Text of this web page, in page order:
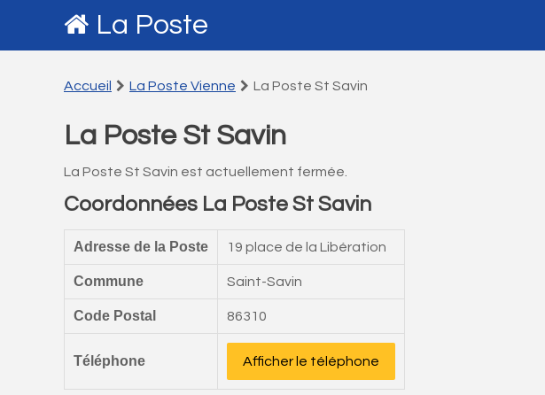
La Poste
Accueil La Poste Vienne La Poste St Savin
La Poste St Savin
La Poste St Savin est actuellement fermée.
Coordonnées La Poste St Savin
Adresse de la Poste 19 place de la Libération
Commune Saint-Savin
Code Postal 86310
Téléphone Afficher le téléphone